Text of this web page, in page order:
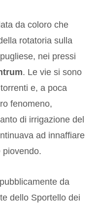
da coloro che
rotatoria sulla
nei pressi
. Le vie si sono
e, a poca
fenomeno,
di irrigazione del
ad innaffiare
piovendo.
da
dello Sportello dei